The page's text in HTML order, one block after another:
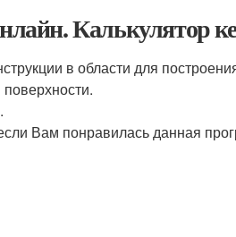
Калькулятор
в области для
Вам понравилась данная